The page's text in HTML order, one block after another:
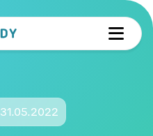
31.05.2022